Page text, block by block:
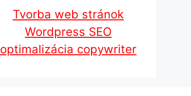
Tvorba web stránok
Wordpress SEO
optimalizácia copywriter